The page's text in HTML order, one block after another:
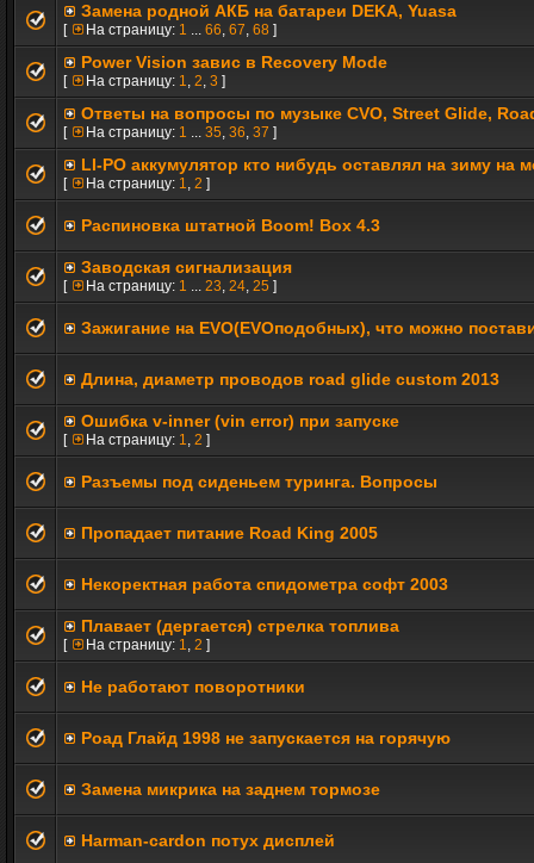
Замена родной АКБ на батареи DEKA, Yuasa
[ На страницу: 1 ... 66, 67, 68 ]
Power Vision завис в Recovery Mode
[ На страницу: 1, 2, 3 ]
Ответы на вопросы по музыке CVO, Street Glide,
[ На страницу: 1 ... 35, 36, 37 ]
LI-PO аккумулятор кто нибудь оставлял на зиму на
[ На страницу: 1, 2 ]
Распиновка штатной Boom! Box 4.3
Заводская сигнализация
[ На страницу: 1 ... 23, 24, 25 ]
Зажигание на EVO(EVOподобных), что можно
Длина, диаметр проводов road glide custom 2013
Ошибка v-inner (vin error) при запуске
[ На страницу: 1, 2 ]
Разъемы под сиденьем туринга. Вопросы
Пропадает питание Road King 2005
Некоректная работа спидометра софт 2003
Плавает (дергается) стрелка топлива
[ На страницу: 1, 2 ]
Не работают поворотники
Роад Глайд 1998 не запускается на горячую
Замена микрика на заднем тормозе
Harman-cardon потух дисплей